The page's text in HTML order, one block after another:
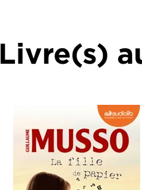
Livre(s)